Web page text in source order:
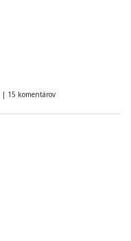
| 15 komentárov